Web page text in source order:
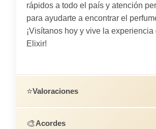
rápidos a todo el país y atención
para ayudarte a encontrar el
¡Visítanos hoy y vive la
Elixir!
⭐Valoraciones
🎨Acordes